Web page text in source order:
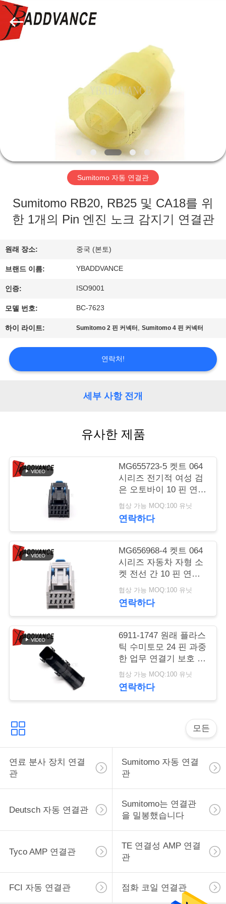
우
리
대
하
여
공
장
여
연
세
문
을
세
요
사
이
트
맵
개
자.
Copyright
2019
2026
Xi'An
Sumitomo 자동 연결관
Sumitomo RB20, RB25 및 CA18를 위
한 1개의 Pin 엔진 노크 감지기 연결관
원래 장소: 중국 (본토)
브랜드 이름: YBADDVANCE
인증: ISO9001
모델 번호: BC-7623
하이 라이트: Sumitomo 2 핀 커넥터 ,Sumitomo 4 핀 커넥터
연락처!
세부 사항 전개
유사한 제품
MG655723-5 켓트 064
시리즈 전기적 여성 검
은 오토바이 10 핀 연결
기
협상 가능 MOQ:100 유닛
연락하다
MG656968-4 켓트 064
시리즈 자동차 자형 소
켓 전선 간 10 핀 연결
기
협상 가능 MOQ:100 유닛
연락하다
6911-1747 원래 플라스
틱 수미토모 24 핀 과중
한 업무 연결기 보호 커
버
협상 가능 MOQ:100 유닛
연락하다
모든
연료 분사 장치 연결
관
Sumitomo 자동 연결
관
Deutsch 자동 연결관
Sumitomo는 연결관
을 밀봉했습니다
Tyco AMP 연결관
TE 연결성 AMP 연결
관
FCI 자동 연결관 점화 코일 연결관